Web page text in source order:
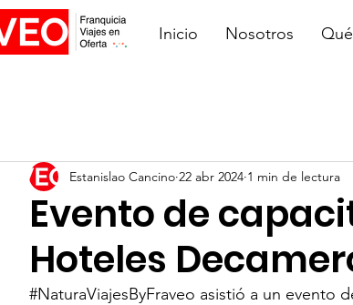
Inicio Nosotros
Evento de
Hoteles
Estanislao Cancino 22 abr 2024 1 min de lectura
#NaturaViajesByFraveo asistió a un evento